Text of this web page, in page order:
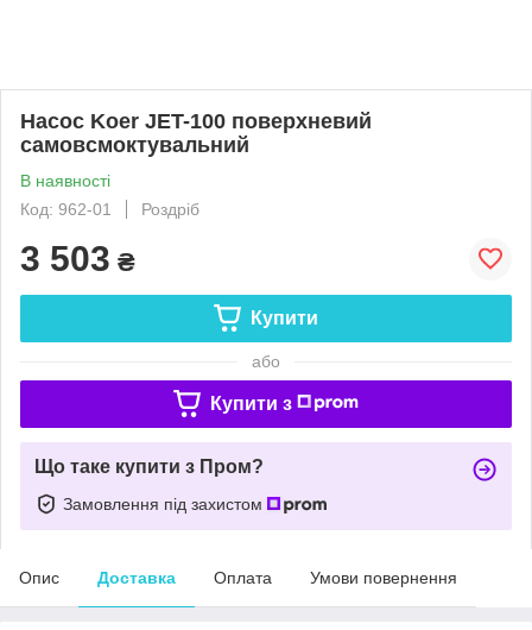
Насос Koer JET-100 поверхневий
самовсмоктувальний
В наявності
Код: 962-01
Роздріб
3 503 ₴
Купити
або
Купити з
Що таке купити з Пром?
Замовлення під захистом
Опис Доставка Оплата Умови повернення